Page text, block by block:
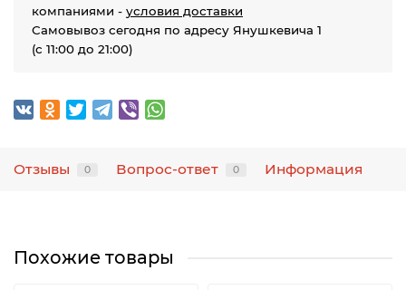
компаниями - условия доставки
Самовывоз сегодня по адресу Янушкевича 1
(с 11:00 до 21:00)
Отзывы 0 Вопрос-ответ 0 Информация
Похожие товары